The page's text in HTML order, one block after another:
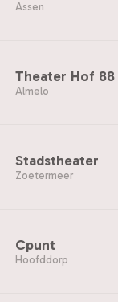
Assen
Theater Hof 88
Almelo
Stadstheater
Zoetermeer
Cpunt
Hoofddorp